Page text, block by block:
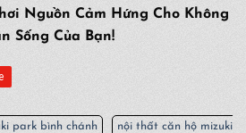
Nguồn Cảm Hứng Cho Không
Sống Của Bạn!
park bình chánh nội thất căn hộ mizuki